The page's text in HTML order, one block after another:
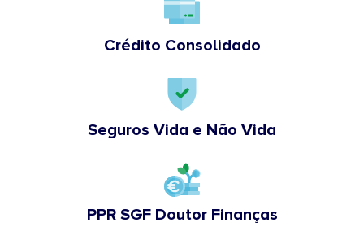
Crédito Consolidado
Seguros Vida e Não Vida
PPR SGF Doutor Finanças